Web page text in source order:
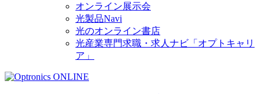
オンライン展示会
光製品Navi
光のオンライン書店
光産業専門求職・求人ナビ「オプトキャリ
ア」